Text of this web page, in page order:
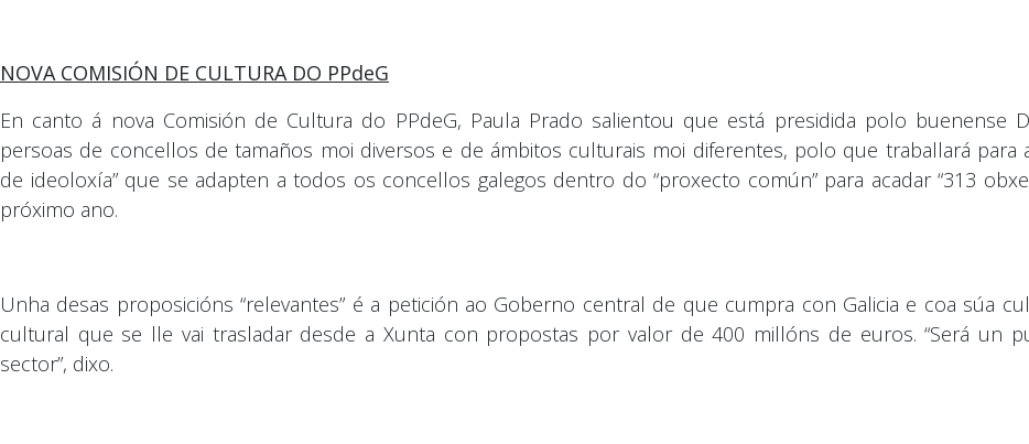
NOVA COMISIÓN DE CULTURA DO PPdeG
En canto á nova Comisión de Cultura do PPdeG, Paula Prado salientou que está presidida polo buenense
persoas de concellos de tamaños moi diversos e de ámbitos culturais moi diferentes, polo que traballará para
de ideoloxía” que se adapten a todos os concellos galegos dentro do “proxecto común” para acadar “313
próximo ano.
Unha desas proposicións “relevantes” é a petición ao Goberno central de que cumpra con Galicia e coa súa
cultural que se lle vai trasladar desde a Xunta con propostas por valor de 400 millóns de euros. “Será un
sector”, dixo.